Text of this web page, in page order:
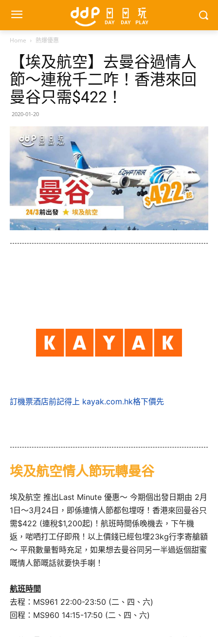
Home 熱爆優惠
【埃及航空】去曼谷過情人
節～連稅千二咋！香港來回
曼谷只需$422！
2020-01-20
訂機票酒店前記得上 kayak.com.hk格下價先
埃及航空情人節玩轉曼谷
埃及航空 推出Last Minute 優惠～ 今期個出發日期由 2月
1日～3月24日，即係連情人節都包埋呀！香港來回曼谷只
需$422 (連稅$1,200起)！航班時間係晚機去，下午機
返，啱哂打工仔即飛！以上價錢已經包埋23kg行李寄艙額
～ 平飛數量暫時充足，如果想去曼谷同另一半過返個甜蜜
嘅情人節嘅話就要快手喇！
航班時間
去程：MS961 22:00-23:50 (二、四、六)
回程：MS960 14:15-17:50 (二、四、六)